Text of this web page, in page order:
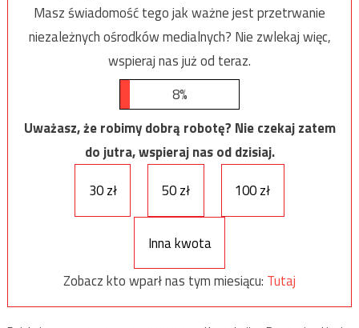
Masz świadomość tego jak ważne jest przetrwanie
niezależnych ośrodków medialnych? Nie zwlekaj więc,
wspieraj nas już od teraz.
8%
Uważasz, że robimy dobrą robotę? Nie czekaj zatem
do jutra, wspieraj nas od dzisiaj.
30 zł
50 zł 100 zł
Inna kwota
Zobacz kto wparł nas tym miesiącu: Tutaj